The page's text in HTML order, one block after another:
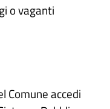
o vaganti
Comune accedi